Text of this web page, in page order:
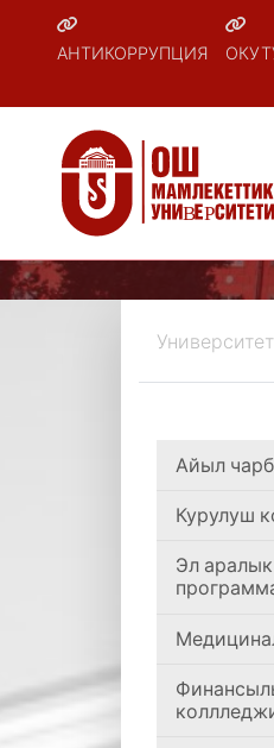
АНТИКОРРУПЦИЯ
Университет
Айыл
Курулуш
Эл